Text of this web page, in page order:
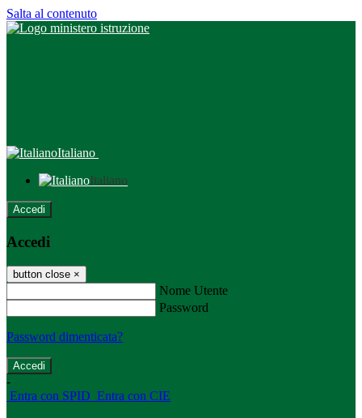
Salta al contenuto
Italiano
Italiano
Accedi
Accedi
button close ×
Nome Utente
Password
Password dimenticata?
-
Entra con SPID Entra con CIE